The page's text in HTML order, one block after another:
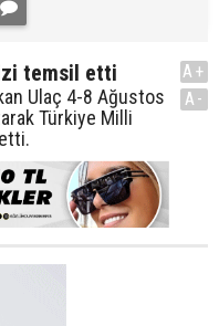
temsil etti
Ulaç 4-8 Ağustos
Türkiye Milli
A+
A-